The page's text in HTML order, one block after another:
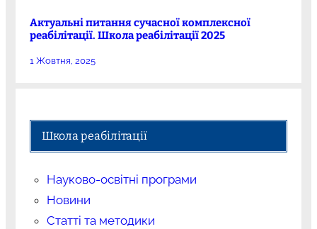
Актуальні питання сучасної комплексної
реабілітації. Школа реабілітації 2025
1 Жовтня, 2025
Школа реабілітації
Науково-освітні програми
Новини
Статті та методики